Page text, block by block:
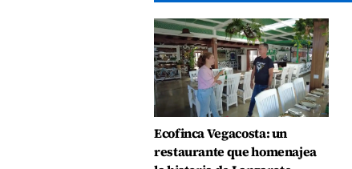
Ecofinca Vegacosta: un
restaurante que homenajea